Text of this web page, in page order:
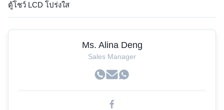
ตู้โชว์ LCD โปร่งใส
Ms. Alina Deng
Sales Manager